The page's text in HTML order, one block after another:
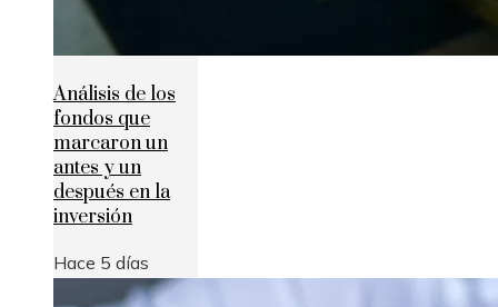
Análisis de los
fondos que
marcaron un
antes y un
después en la
inversión
Hace 5 días